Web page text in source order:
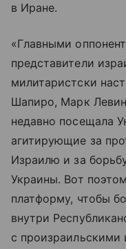
в Иране.
«Главными
представители
милитаристски
Шапиро, Марк
недавно посещала
агитирующие за
Израилю и за
Украины. Вот
платформу, чтобы
внутри
с произраильскими